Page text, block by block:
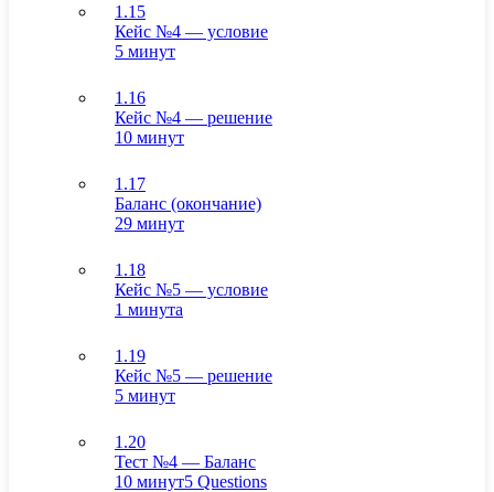
1.15
Кейс №4 — условие
5 минут
1.16
Кейс №4 — решение
10 минут
1.17
Баланс (окончание)
29 минут
1.18
Кейс №5 — условие
1 минута
1.19
Кейс №5 — решение
5 минут
1.20
Тест №4 — Баланс
10 минут5 Questions